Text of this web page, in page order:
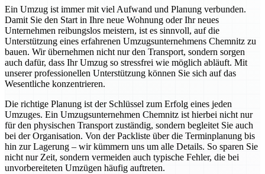
Ein Umzug ist immer mit viel Aufwand und Planung verbunden.
Damit Sie den Start in Ihre neue Wohnung oder Ihr neues
Unternehmen reibungslos meistern, ist es sinnvoll, auf die
Unterstützung eines erfahrenen Umzugsunternehmens Chemnitz zu
bauen. Wir übernehmen nicht nur den Transport, sondern sorgen
auch dafür, dass Ihr Umzug so stressfrei wie möglich abläuft. Mit
unserer professionellen Unterstützung können Sie sich auf das
Wesentliche konzentrieren.
Die richtige Planung ist der Schlüssel zum Erfolg eines jeden
Umzuges. Ein Umzugsunternehmen Chemnitz ist hierbei nicht nur
für den physischen Transport zuständig, sondern begleitet Sie auch
bei der Organisation. Von der Packliste über die Terminplanung bis
hin zur Lagerung – wir kümmern uns um alle Details. So sparen Sie
nicht nur Zeit, sondern vermeiden auch typische Fehler, die bei
unvorbereiteten Umzügen häufig auftreten.